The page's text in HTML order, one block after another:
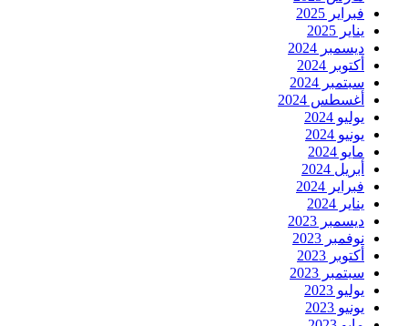
فبراير 2025
يناير 2025
ديسمبر 2024
أكتوبر 2024
سبتمبر 2024
أغسطس 2024
يوليو 2024
يونيو 2024
مايو 2024
أبريل 2024
فبراير 2024
يناير 2024
ديسمبر 2023
نوفمبر 2023
أكتوبر 2023
سبتمبر 2023
يوليو 2023
يونيو 2023